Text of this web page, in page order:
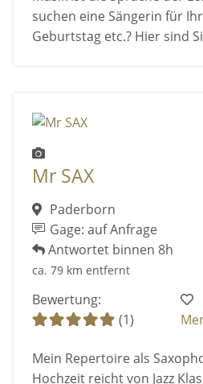
suchen eine Sängerin für
Geburtstag etc.? Hier sind
Mr SAX
Paderborn
Gage: auf Anfrage
Antwortet binnen 8h
ca. 79 km entfernt
Bewertung:
(1)
Mein Repertoire als
Hochzeit reicht von Jazz